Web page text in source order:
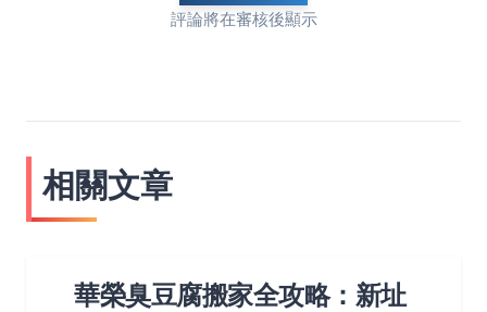
評論將在審核後顯示
相關文章
華榮臭豆腐搬家全攻略：新址